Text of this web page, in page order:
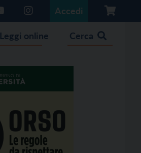
Accedi
Leggi online Cerca